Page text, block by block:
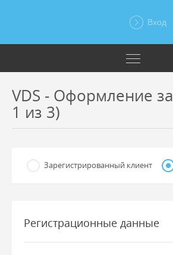
Вход
VDS - Оформление
1 из 3)
Зарегистрированный клиент
Регистрационные данные